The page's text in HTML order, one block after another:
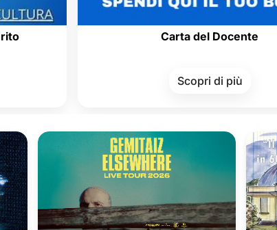
Carta del Docente
Scopri di più